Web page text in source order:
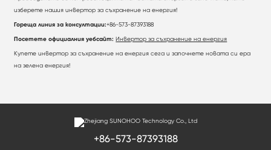
изберете нашия инвертор за съхранение на енергия!
Гореща линия за консултации:+86-573-87393188
Посетете официалния уебсайт: Инвертор за съхранение на енергия
Купете инвертор за съхранение на енергия сега и започнете новата си ера
на зелена енергия!
+86-573-87393188